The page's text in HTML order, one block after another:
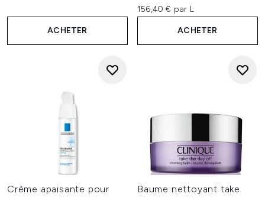
ACHETER
156,40 € par L
ACHETER
Crème apaisante pour
Baume nettoyant take